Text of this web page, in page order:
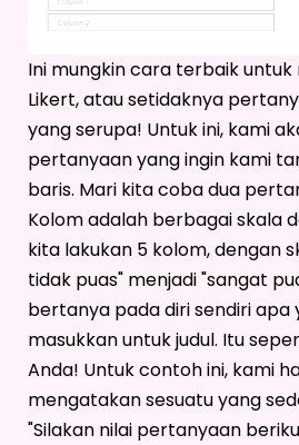
Ini mungkin cara terbaik
Likert, atau setidaknya
yang serupa! Untuk ini, kami
pertanyaan yang ingin kami
baris. Mari kita coba dua
Kolom adalah berbagai skala
kita lakukan 5 kolom, dengan
tidak puas" menjadi "sangat
bertanya pada diri sendiri apa
masukkan untuk judul. Itu
Anda! Untuk contoh ini, kami
mengatakan sesuatu yang
"Silakan nilai pertanyaan